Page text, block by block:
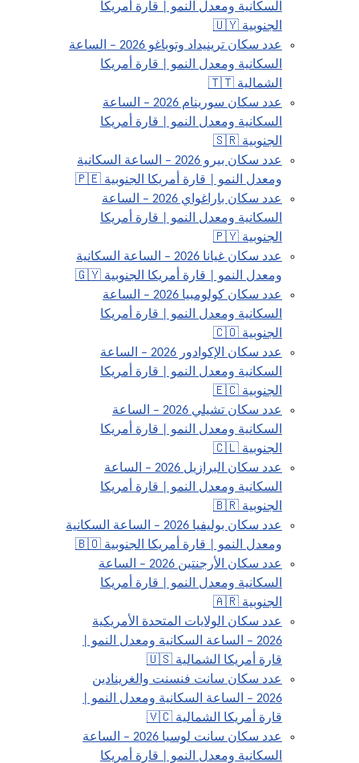
السكانية ومعدل النمو | قارة أمريكا
الجنوبية 🇺🇾
عدد سكان ترينيداد وتوباغو 2026 – الساعة
السكانية ومعدل النمو | قارة أمريكا
الشمالية 🇹🇹
عدد سكان سورينام 2026 – الساعة
السكانية ومعدل النمو | قارة أمريكا
الجنوبية 🇸🇷
عدد سكان بيرو 2026 – الساعة السكانية
ومعدل النمو | قارة أمريكا الجنوبية 🇵🇪
عدد سكان باراغواي 2026 – الساعة
السكانية ومعدل النمو | قارة أمريكا
الجنوبية 🇵🇾
عدد سكان غيانا 2026 – الساعة السكانية
ومعدل النمو | قارة أمريكا الجنوبية 🇬🇾
عدد سكان كولومبيا 2026 – الساعة
السكانية ومعدل النمو | قارة أمريكا
الجنوبية 🇨🇴
عدد سكان الإكوادور 2026 – الساعة
السكانية ومعدل النمو | قارة أمريكا
الجنوبية 🇪🇨
عدد سكان تشيلي 2026 – الساعة
السكانية ومعدل النمو | قارة أمريكا
الجنوبية 🇨🇱
عدد سكان البرازيل 2026 – الساعة
السكانية ومعدل النمو | قارة أمريكا
الجنوبية 🇧🇷
عدد سكان بوليفيا 2026 – الساعة السكانية
ومعدل النمو | قارة أمريكا الجنوبية 🇧🇴
عدد سكان الأرجنتين 2026 – الساعة
السكانية ومعدل النمو | قارة أمريكا
الجنوبية 🇦🇷
عدد سكان الولايات المتحدة الأمريكية
2026 – الساعة السكانية ومعدل النمو |
قارة أمريكا الشمالية 🇺🇸
عدد سكان سانت فنسنت والغرينادين
2026 – الساعة السكانية ومعدل النمو |
قارة أمريكا الشمالية 🇻🇨
عدد سكان سانت لوسيا 2026 – الساعة
السكانية ومعدل النمو | قارة أمريكا